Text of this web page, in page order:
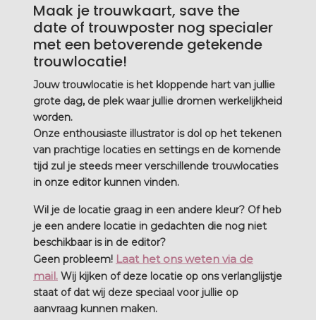
Maak je trouwkaart, save the
date of trouwposter nog specialer
met een betoverende getekende
trouwlocatie!
Jouw trouwlocatie is het kloppende hart van jullie
grote dag, de plek waar jullie dromen werkelijkheid
worden.
Onze enthousiaste illustrator is dol op het tekenen
van prachtige locaties en settings en de komende
tijd zul je steeds meer verschillende trouwlocaties
in onze editor kunnen vinden.
Wil je de locatie graag in een andere kleur? Of heb
je een andere locatie in gedachten die nog niet
beschikbaar is in de editor?
Geen probleem! Laat het ons weten via de
mail. Wij kijken of deze locatie op ons verlanglijstje
staat of dat wij deze speciaal voor jullie op
aanvraag kunnen maken.